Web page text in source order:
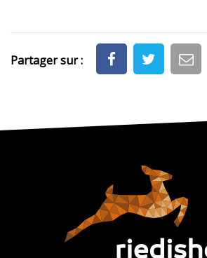
Partager sur :